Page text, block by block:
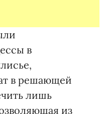
в
в решающей
лишь
из